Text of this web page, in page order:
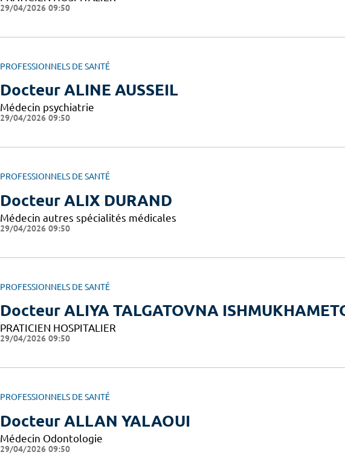
29/04/2026 09:50
PROFESSIONNELS DE SANTÉ
Docteur ALINE AUSSEIL
Médecin psychiatrie
29/04/2026 09:50
PROFESSIONNELS DE SANTÉ
Docteur ALIX DURAND
Médecin autres spécialités médicales
29/04/2026 09:50
PROFESSIONNELS DE SANTÉ
Docteur ALIYA TALGATOVNA
PRATICIEN HOSPITALIER
29/04/2026 09:50
PROFESSIONNELS DE SANTÉ
Docteur ALLAN YALAOUI
Médecin Odontologie
29/04/2026 09:50